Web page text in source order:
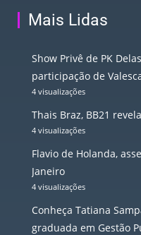
Mais Lidas
Show Privê de PK
participação de
4 visualizações
Thais Braz, BB21
4 visualizações
Flavio de Holanda,
Janeiro
4 visualizações
Conheça Tatiana
graduada em Gestão